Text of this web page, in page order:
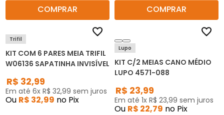
COMPRAR
COMPRAR
Trifil
KIT COM 6 PARES MEIA TRIFIL
W06136 SAPATINHA INVISÍVEL
R$ 32,99
Em até 6x R$ 32,99 sem juros
Ou R$ 32,99 no Pix
Lupo
KIT C/2 MEIAS CANO MÉDIO
LUPO 4571-088
R$ 23,99
Em até 1x R$ 23,99 sem juros
Ou R$ 22,79 no Pix